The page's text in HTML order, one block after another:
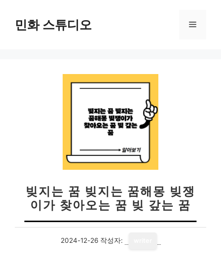
민화 스튜디오 메
빚지는 꿈 빚지는 꿈해몽 빚쟁
이가 찾아오는 꿈 빚 갚는 꿈
2024-12-26 작성자: